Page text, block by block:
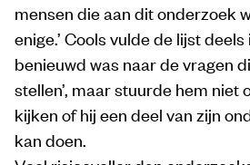
mensen die aan dit onderzoek
enige.’ Cools vulde de lijst deels
benieuwd was naar de vragen
stellen’, maar stuurde hem niet
kijken of hij een deel van zijn
kan doen.